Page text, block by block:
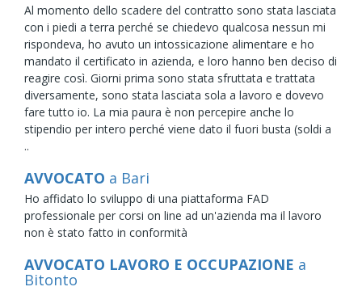
Al momento dello scadere del contratto sono stata lasciata
con i piedi a terra perché se chiedevo qualcosa nessun mi
rispondeva, ho avuto un intossicazione alimentare e ho
mandato il certificato in azienda, e loro hanno ben deciso di
reagire così. Giorni prima sono stata sfruttata e trattata
diversamente, sono stata lasciata sola a lavoro e dovevo
fare tutto io. La mia paura è non percepire anche lo
stipendio per intero perché viene dato il fuori busta (soldi a
..
AVVOCATO a Bari
Ho affidato lo sviluppo di una piattaforma FAD
professionale per corsi on line ad un'azienda ma il lavoro
non è stato fatto in conformità
AVVOCATO LAVORO E OCCUPAZIONE a
Bitonto